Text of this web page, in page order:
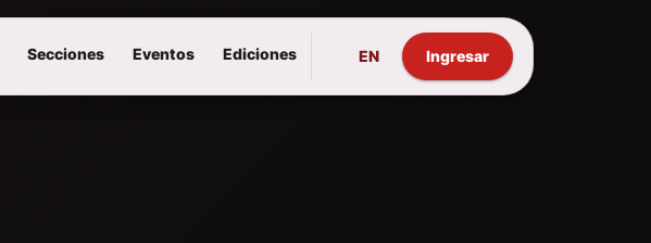
Secciones Eventos Ediciones EN Ingresar